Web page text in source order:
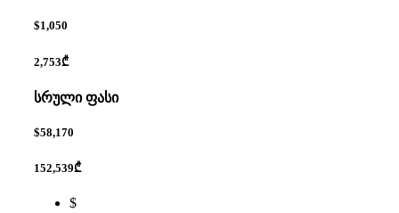
$1,050
2,753₾
სრული ფასი
$58,170
152,539₾
$